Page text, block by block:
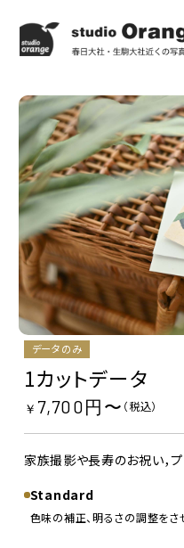
データのみ
1カットデータ
￥ 7,700円〜 （税込）
家族撮影や長寿のお祝い，
Standard
色味の補正、明るさの調整をさ